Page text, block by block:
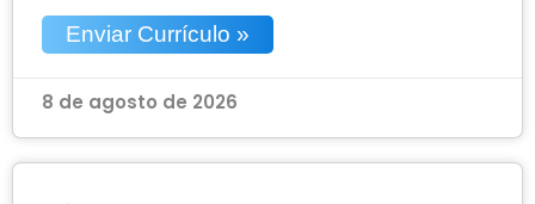
Enviar Currículo »
8 de agosto de 2026